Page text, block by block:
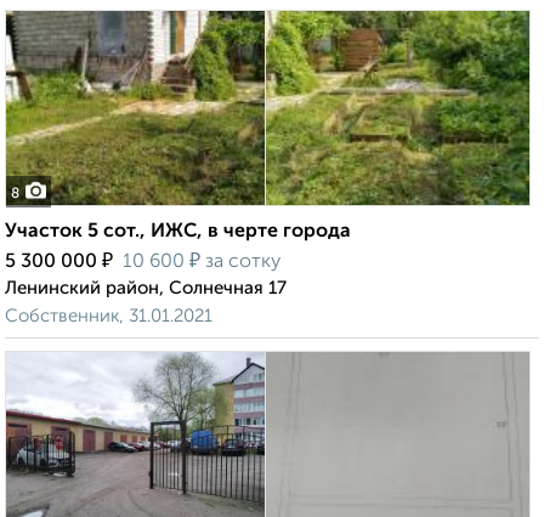
8
Участок 5 сот., ИЖС, в черте города
5 300 000 ₽ 10 600 ₽ за сотку
Ленинский район, Солнечная 17
Собственник, 31.01.2021